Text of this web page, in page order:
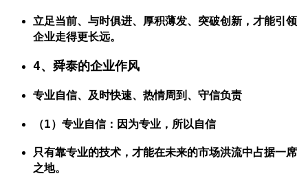
立足当前、与时俱进、厚积薄发、突破创新，才能引领
企业走得更长远。
4、舜泰的企业作风
专业自信、及时快速、热情周到、守信负责
（1）专业自信：因为专业，所以自信
只有靠专业的技术，才能在未来的市场洪流中占据一席
之地。